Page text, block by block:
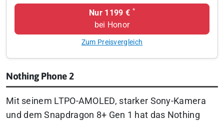
Nur 1199 € *
bei Honor
Zum Preisvergleich
Nothing Phone 2
Mit seinem LTPO-AMOLED, starker Sony-Kamera
und dem Snapdragon 8+ Gen 1 hat das Nothing